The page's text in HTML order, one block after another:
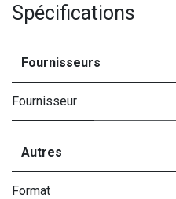
Spécifications
Fournisseurs
Fournisseur
Autres
Format